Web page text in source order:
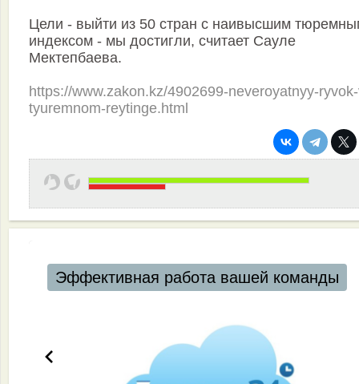
Цели - выйти из 50 стран с наивысшим
индексом - мы достигли, считает Сауле
Мектепбаева.
https://www.zakon.kz/4902699-neveroyatnyy-
tyuremnom-reytinge.html
Эффективная работа вашей команды